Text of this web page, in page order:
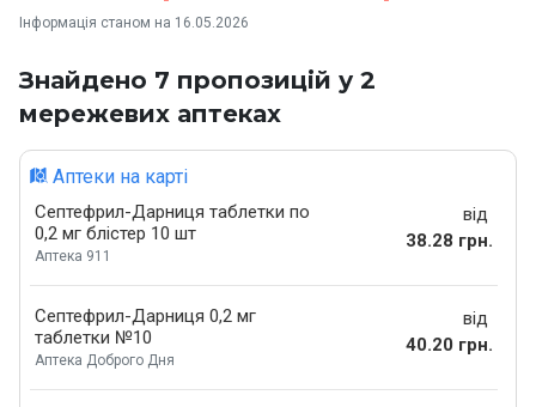
Інформація станом на 16.05.2026
Знайдено 7 пропозицій у 2
мережевих аптеках
Аптеки на карті
Септефрил-Дарниця таблетки по
0,2 мг блістер 10 шт
Аптека 911
від
38.28 грн.
Септефрил-Дарниця 0,2 мг
таблетки №10
Аптека Доброго Дня
від
40.20 грн.